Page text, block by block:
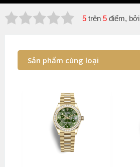
5trên 5điểm, bởi
Sản phẩm cùng loại